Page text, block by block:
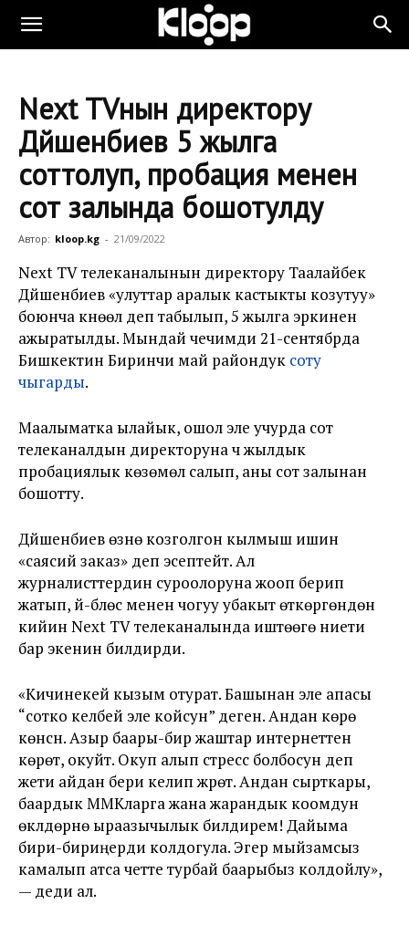
Next TVнын директору
Дүйшенбиев 5 жылга
соттолуп, пробация менен
сот залында бошотулду
Автор: kloop.kg - 21/09/2022
Next TV телеканалынын директору Таалайбек
Дүйшенбиев «улуттар аралык кастыкты козутуу»
боюнча күнөөлүү деп табылып, 5 жылга эркинен
ажыратылды. Мындай чечимди 21-сентябрда
Бишкектин Биринчи май райондук соту
чыгарды.
Маалыматка ылайык, ошол эле учурда сот
телеканалдын директоруна үч жылдык
пробациялык көзөмөл салып, аны сот залынан
бошотту.
Дүйшенбиев өзүнө козголгон кылмыш ишин
«саясий заказ» деп эсептейт. Ал
журналисттердин суроолоруна жооп берип
жатып, үй-бүлөсү менен чогуу убакыт өткөргөндөн
кийин Next TV телеканалында иштөөгө ниети
бар экенин билдирди.
«Кичинекей кызым отурат. Башынан эле апасы
“сотко келбей эле койсун” деген. Андан көрө
көнсүн. Азыр баары-бир жаштар интернеттен
көрөт, окуйт. Окуп алып стресс болбосун деп
жети айдан бери келип жүрөт. Андан сырткары,
баардык ММКларга жана жарандык коомдун
өкүлдөрүнө ыраазычылык билдирем! Дайыма
бири-бириңерди колдогула. Эгер мыйзамсыз
камалып атса четте турбай баарыбыз колдойлу»,
— деди ал.